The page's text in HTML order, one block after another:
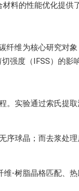
料的性能优化提供
维为核心研究对
强度（IFSS）的影响
。实验通过索氏提
球晶；而去浆处理
-树脂晶格匹配、